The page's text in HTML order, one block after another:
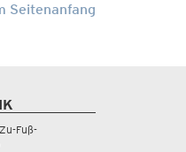
Seitenanfang
Fuß-